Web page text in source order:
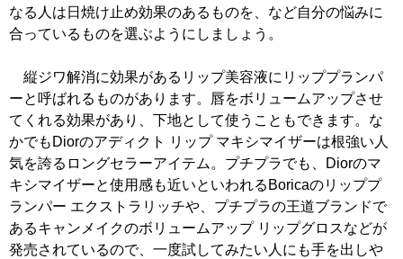
なる人は日焼け止め効果のあるものを、など自分の悩みに
合っているものを選ぶようにしましょう。
縦ジワ解消に効果があるリップ美容液にリッププランパ
ーと呼ばれるものがあります。唇をボリュームアップさせ
てくれる効果があり、下地として使うこともできます。な
かでもDiorのアディクト リップ マキシマイザーは根強い人
気を誇るロングセラーアイテム。プチプラでも、Diorのマ
キシマイザーと使用感も近いといわれるBoricaのリッププ
ランパー エクストラリッチや、プチプラの王道ブランドで
あるキャンメイクのボリュームアップ リップグロスなどが
発売されているので、一度試してみたい人にも手を出しや